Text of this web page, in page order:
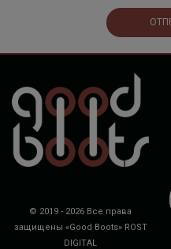
© 2019 - 2026 Все права
защищены «Good Boots» ROST
DIGITAL